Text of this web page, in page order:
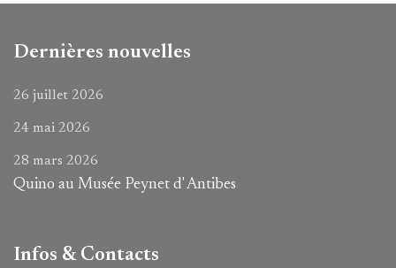
Dernières nouvelles
26 juillet 2026
24 mai 2026
28 mars 2026
Quino au Musée Peynet d' Antibes
Infos & Contacts